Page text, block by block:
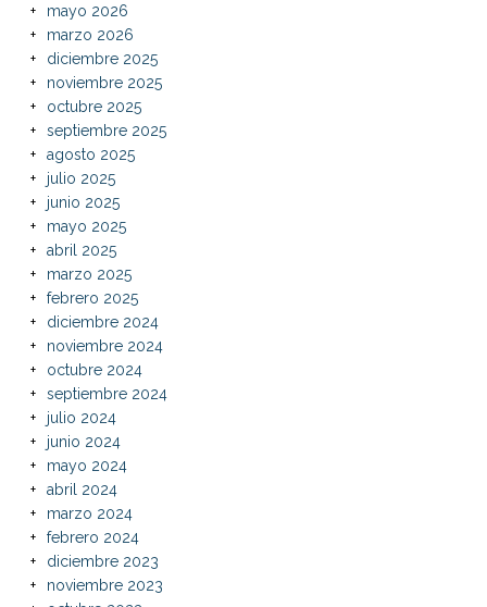
mayo 2026
marzo 2026
diciembre 2025
noviembre 2025
octubre 2025
septiembre 2025
agosto 2025
julio 2025
junio 2025
mayo 2025
abril 2025
marzo 2025
febrero 2025
diciembre 2024
noviembre 2024
octubre 2024
septiembre 2024
julio 2024
junio 2024
mayo 2024
abril 2024
marzo 2024
febrero 2024
diciembre 2023
noviembre 2023